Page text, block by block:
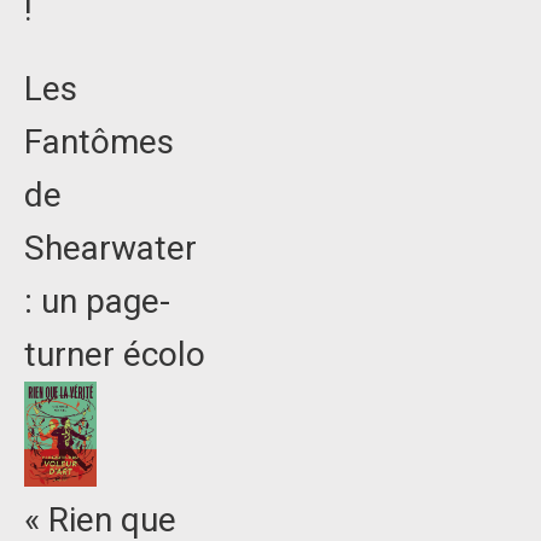
!
Les
Fantômes
de
Shearwater
: un page-
turner écolo
« Rien que